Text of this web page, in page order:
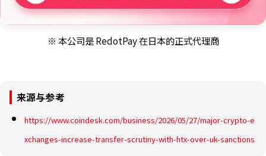
※ 本公司是 RedotPay 在日本的正式代理商
来源与参考
https://www.coindesk.com/business/2026/05/27/major-crypto-e
xchanges-increase-transfer-scrutiny-with-htx-over-uk-sanctions